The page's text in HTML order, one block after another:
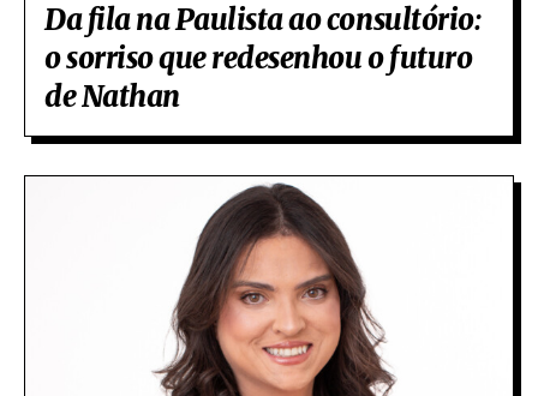
Da fila na Paulista ao consultório:
o sorriso que redesenhou o futuro
de Nathan